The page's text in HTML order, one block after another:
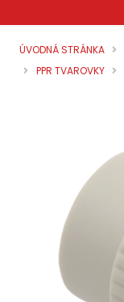
ÚVODNÁ STRÁNKA
PPR TVAROVKY